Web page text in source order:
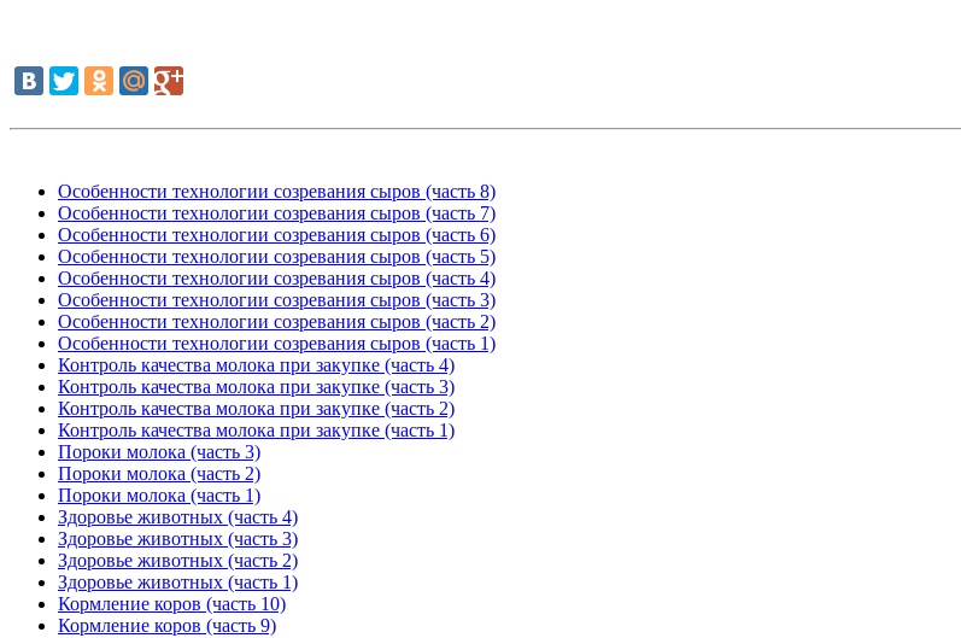
Особенности технологии созревания сыров (часть 8)
Особенности технологии созревания сыров (часть 7)
Особенности технологии созревания сыров (часть 6)
Особенности технологии созревания сыров (часть 5)
Особенности технологии созревания сыров (часть 4)
Особенности технологии созревания сыров (часть 3)
Особенности технологии созревания сыров (часть 2)
Особенности технологии созревания сыров (часть 1)
Контроль качества молока при закупке (часть 4)
Контроль качества молока при закупке (часть 3)
Контроль качества молока при закупке (часть 2)
Контроль качества молока при закупке (часть 1)
Пороки молока (часть 3)
Пороки молока (часть 2)
Пороки молока (часть 1)
Здоровье животных (часть 4)
Здоровье животных (часть 3)
Здоровье животных (часть 2)
Здоровье животных (часть 1)
Кормление коров (часть 10)
Кормление коров (часть 9)